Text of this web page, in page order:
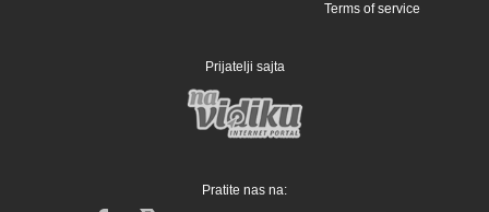
Terms of service
Prijatelji sajta
Pratite nas na: